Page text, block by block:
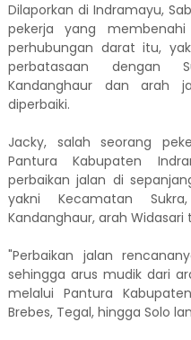
Dilaporkan di Indramayu,
pekerja yang
perhubungan darat itu,
perbatasaan dengan
Kandanghaur dan arah
diperbaiki.
Jacky, salah seorang
Pantura Kabupaten
perbaikan jalan di
yakni Kecamatan
Kandanghaur, arah
"Perbaikan jalan
sehingga arus mudik dari
melalui Pantura
Brebes, Tegal, hingga Solo